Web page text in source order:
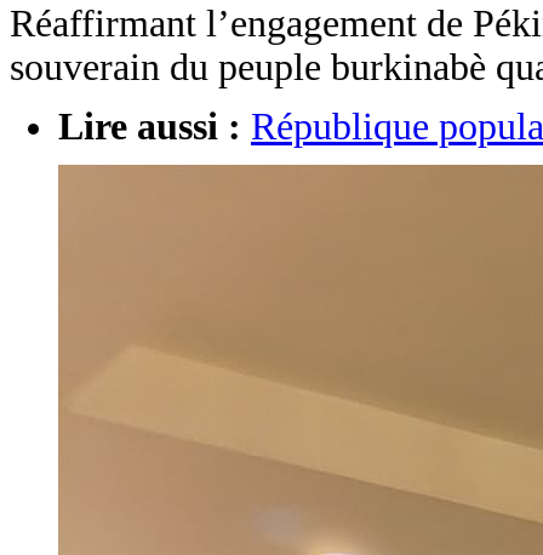
Réaffirmant l’engagement de
souverain du peuple burkinabè
Lire aussi : République